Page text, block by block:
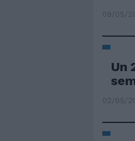
09/05/
Un
02/05/